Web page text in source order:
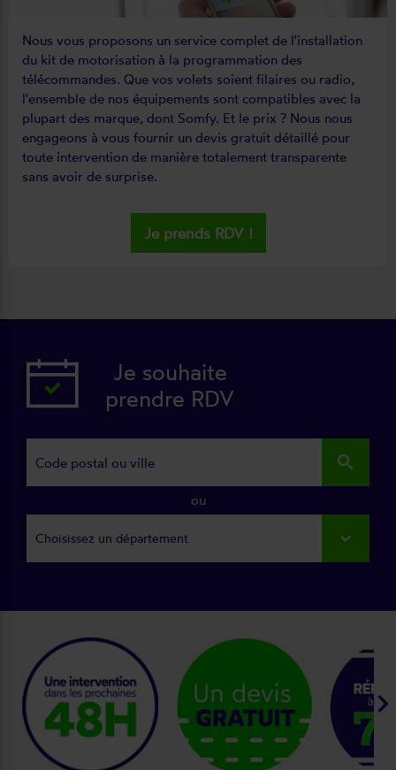
Nous vous proposons un service complet de l'installation
du kit de motorisation à la programmation des
télécommandes. Que vos volets soient filaires ou radio,
l'ensemble de nos équipements sont compatibles avec la
plupart des marque, dont Somfy. Et le prix ? Nous nous
engageons à vous fournir un devis gratuit détaillé pour
toute intervention de manière totalement transparente
sans avoir de surprise.
Je prends RDV !
Je souhaite
prendre RDV
search
ou
Choisissez un département